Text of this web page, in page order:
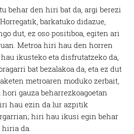
behar den hiri bat da, argi berezi
barkatuko didazue,
dut, ez oso positiboa, egiten ari
Metroa hiri hau den horren
ikusteko eta disfrutatzeko da,
bat bezalakoa da, eta ez dut
metroaren moduko zerbait,
horigauza beharrezkoagoetan
hau ezin da lur azpitik
hiri hau ikusi egin behar
hiria da.